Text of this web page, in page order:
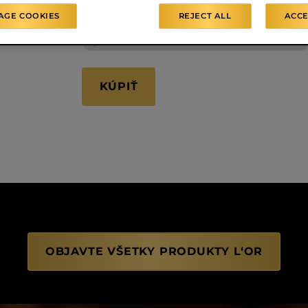
BOHATÁ - SAMETOVÁ - CITRUSOVÉ TÓNY
KÚPIŤ
OBJAVTE VŠETKY PRODUKTY L‘OR
COOKIES REJECT ALL